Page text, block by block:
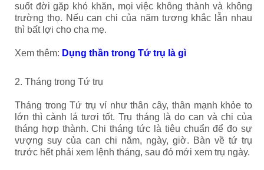
suốt đời gặp khó khăn, mọi việc không thành và không
trường thọ. Nếu can chi của năm tương khắc lẫn nhau
thì bất lợi cho cha mẹ.
Xem thêm: Dụng thần trong Tứ trụ là gì
2. Tháng trong Tứ trụ
Tháng trong Tứ trụ ví như thân cây, thân mạnh khỏe to
lớn thì cành lá tươi tốt. Trụ tháng là do can và chi của
tháng hợp thành. Chi tháng tức là tiêu chuẩn để đo sự
vượng suy của can chi năm, ngày, giờ. Bàn về tứ trụ
trước hết phải xem lệnh tháng, sau đó mới xem trụ ngày.